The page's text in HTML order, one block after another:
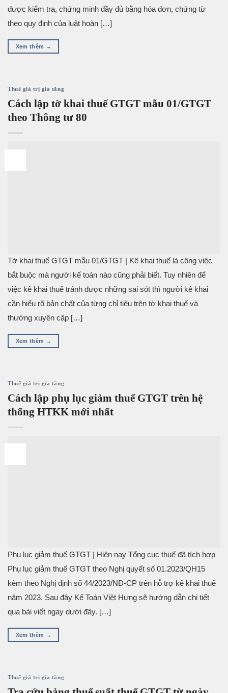
được kiểm tra, chứng minh đầy đủ bằng hóa đơn, chứng từ
theo quy định của luật hoàn […]
Xem thêm →
Thuế giá trị gia tăng
Cách lập tờ khai thuế GTGT mẫu 01/GTGT
theo Thông tư 80
Tờ khai thuế GTGT mẫu 01/GTGT | Kê khai thuế là công việc
bắt buộc mà người kế toán nào cũng phải biết. Tuy nhiên để
việc kê khai thuế tránh được những sai sót thì người kê khai
cần hiểu rõ bản chất của từng chỉ tiêu trên tờ khai thuế và
thường xuyên cập […]
Xem thêm →
Thuế giá trị gia tăng
Cách lập phụ lục giảm thuế GTGT trên hệ
thống HTKK mới nhất
Phụ lục giảm thuế GTGT | Hiện nay Tổng cục thuế đã tích hợp
Phụ lục giảm thuế GTGT theo Nghị quyết số 01.2023/QH15
kèm theo Nghị định số 44/2023/NĐ-CP trên hỗ trợ kê khai thuế
năm 2023. Sau đây Kế Toán Việt Hưng sẽ hướng dẫn chi tiết
qua bài viết ngay dưới đây. […]
Xem thêm →
Thuế giá trị gia tăng